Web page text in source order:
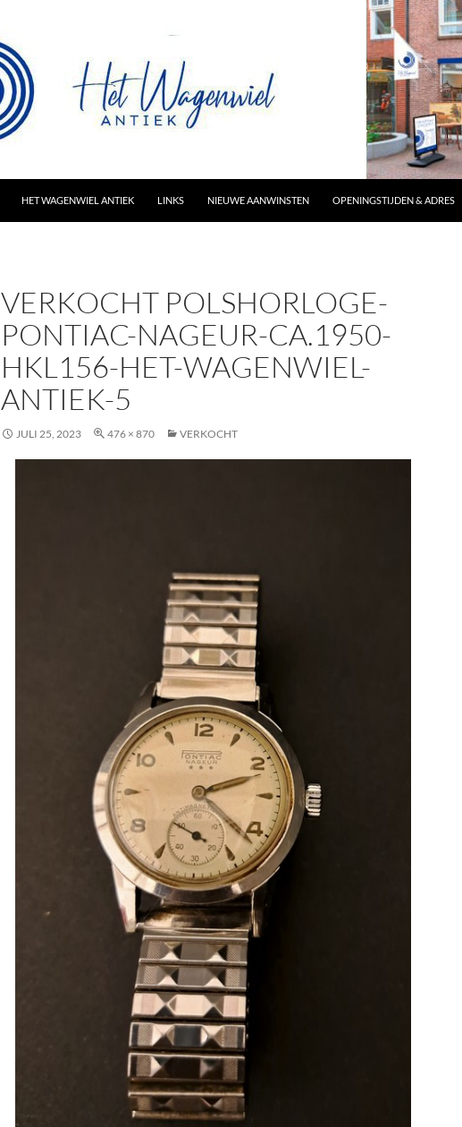
HET WAGENWIEL ANTIEK LINKS NIEUWE AANWINSTEN OPENINGSTIJDEN & ADRES
VERKOCHT POLSHORLOGE-
PONTIAC-NAGEUR-CA.1950-
HKL156-HET-WAGENWIEL-
ANTIEK-5
JULI 25, 2023 476 × 870 VERKOCHT